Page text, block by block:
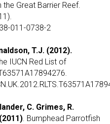
Great Barrier Reef.
011-0738-2
T.J. (2012).
IUCN Red List of
C. Grimes, R.
. Bumphead Parrotfish